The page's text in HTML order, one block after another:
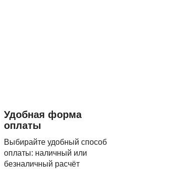
Удобная форма
оплаты
Выбирайте удобный способ
оплаты: наличный или
безналичный расчёт